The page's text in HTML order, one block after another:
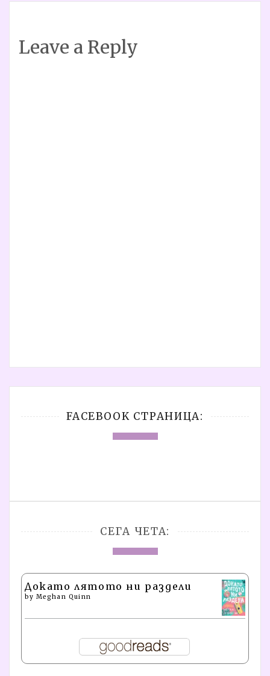
Leave a Reply
FACEBOOK СТРАНИЦА:
СЕГА ЧЕТА:
Докато лятото ни раздели
by Meghan Quinn